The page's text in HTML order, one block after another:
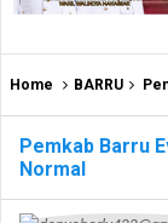
Home BARRU
Pemkab Barru
Normal